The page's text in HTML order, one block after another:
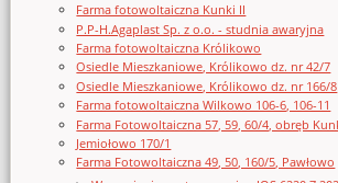
Farma fotowoltaiczna Kunki II
P.P-H.Agaplast Sp. z o.o. - studnia awaryjna
Farma fotowoltaiczna Królikowo
Osiedle Mieszkaniowe, Królikowo dz. nr 42/7
Osiedle Mieszkaniowe, Królikowo dz. nr 166/8
Farma fotowoltaiczna Wilkowo 106-6, 106-11
Farma Fotowoltaiczna 57, 59, 60/4, obręb
Jemiołowo 170/1
Farma Fotowoltaiczna 49, 50, 160/5, Pawłowo